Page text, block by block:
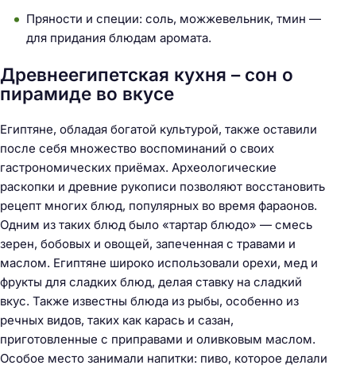
Пряности и специи: соль, можжевельник, тмин —
для придания блюдам аромата.
Древнеегипетская кухня – сон о
пирамиде во вкусе
Египтяне, обладая богатой культурой, также оставили
после себя множество воспоминаний о своих
гастрономических приёмах. Археологические
раскопки и древние рукописи позволяют восстановить
рецепт многих блюд, популярных во время фараонов.
Одним из таких блюд было «тартар блюдо» — смесь
зерен, бобовых и овощей, запеченная с травами и
маслом. Египтяне широко использовали орехи, мед и
фрукты для сладких блюд, делая ставку на сладкий
вкус. Также известны блюда из рыбы, особенно из
речных видов, таких как карась и сазан,
приготовленные с приправами и оливковым маслом.
Особое место занимали напитки: пиво, которое делали